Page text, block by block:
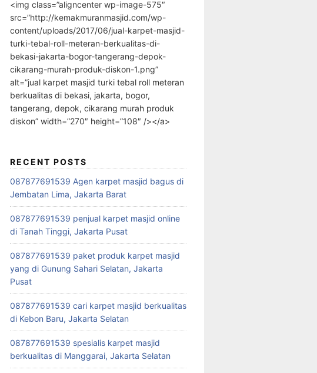
<img class=”aligncenter wp-image-575″
src=”http://kemakmuranmasjid.com/wp-
content/uploads/2017/06/jual-karpet-masjid-
turki-tebal-roll-meteran-berkualitas-di-
bekasi-jakarta-bogor-tangerang-depok-
cikarang-murah-produk-diskon-1.png”
alt=”jual karpet masjid turki tebal roll meteran
berkualitas di bekasi, jakarta, bogor,
tangerang, depok, cikarang murah produk
diskon” width=”270″ height=”108″ /></a>
RECENT POSTS
087877691539 Agen karpet masjid bagus di
Jembatan Lima, Jakarta Barat
087877691539 penjual karpet masjid online
di Tanah Tinggi, Jakarta Pusat
087877691539 paket produk karpet masjid
yang di Gunung Sahari Selatan, Jakarta
Pusat
087877691539 cari karpet masjid berkualitas
di Kebon Baru, Jakarta Selatan
087877691539 spesialis karpet masjid
berkualitas di Manggarai, Jakarta Selatan